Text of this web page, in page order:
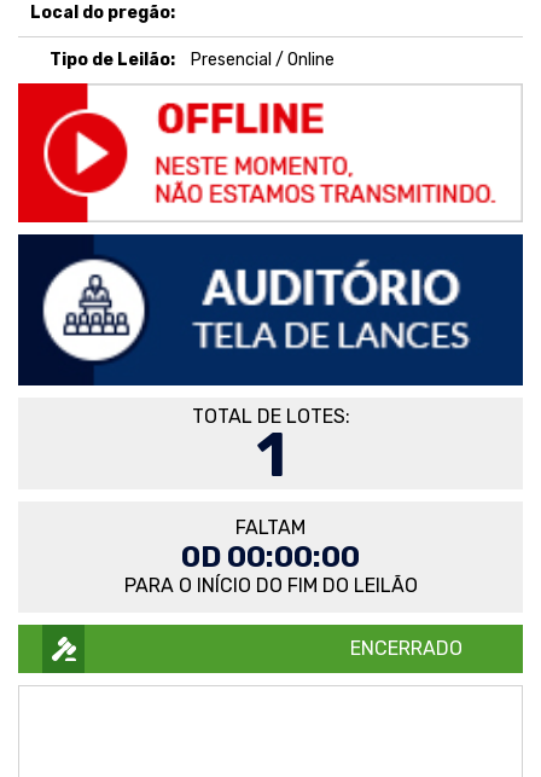
Local do pregão:
Tipo de Leilão: Presencial / Online
TOTAL DE LOTES:
1
FALTAM
0D 00:00:00
PARA O INÍCIO DO FIM DO LEILÃO
ENCERRADO